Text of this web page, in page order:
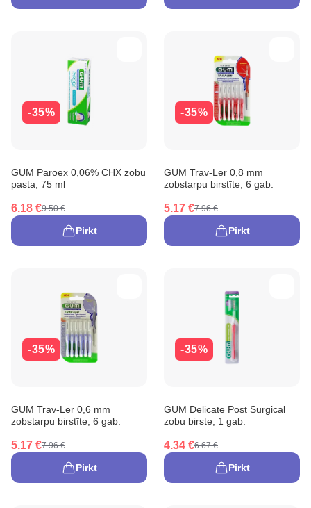
-35%
GUM Paroex 0,06% CHX zobu
pasta, 75 ml
6.18 €9.50 €
Pirkt
-35%
GUM Trav-Ler 0,8 mm
zobstarpu birstīte, 6 gab.
5.17 €7.96 €
Pirkt
-35%
GUM Trav-Ler 0,6 mm
zobstarpu birstīte, 6 gab.
5.17 €7.96 €
Pirkt
-35%
GUM Delicate Post Surgical
zobu birste, 1 gab.
4.34 €6.67 €
Pirkt